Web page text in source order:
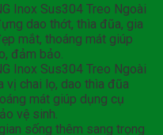
Inox Sus304 Treo Ngoài
dao thớt, thìa đũa, gia
mắt, thoáng mát giúp
đảm bảo.
Inox Sus304 Treo Ngoài
vị chai lọ, dao thìa đũa
mát giúp dụng cụ
vệ sinh.
sống thêm sang trọng